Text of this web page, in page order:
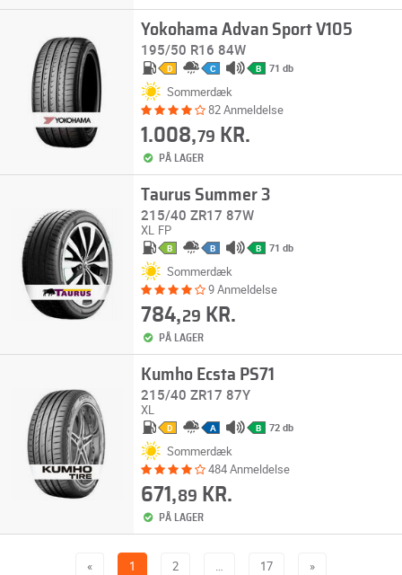
Yokohama Advan Sport V105
195/50 R16 84W
D C B 71 db
Sommerdæk
82 Anmeldelse
1.008,79 KR.
PÅ LAGER
Taurus Summer 3
215/40 ZR17 87W
XL FP
B B B 71 db
Sommerdæk
9 Anmeldelse
784,29 KR.
PÅ LAGER
Kumho Ecsta PS71
215/40 ZR17 87Y
XL
D A B 72 db
Sommerdæk
484 Anmeldelse
671,89 KR.
PÅ LAGER
« 1 2 … 17 »